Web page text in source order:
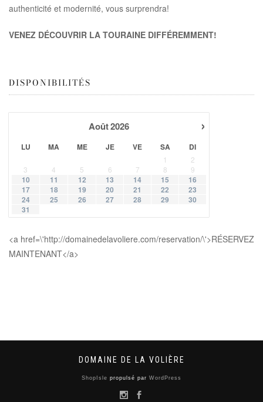
authenticité et modernité, vous surprendra!
VENEZ DÉCOUVRIR LA TOURAINE DIFFÉREMMENT!
DISPONIBILITÉS
›
Août2026
LU MA ME JE VE SA DI
1
2
3
4 5 6 7 8 9
10 11 12 13 14 15
16
17
18 19 20 21 22
23
24
25 26 27 28 29
30
31
<a href=\'http://domainedelavoliere.com/reservation/\'>RÉSERVEZ
MAINTENANT</a>
DOMAINE DE LA VOLIÈRE
ShopIsle propulsé par WordPress